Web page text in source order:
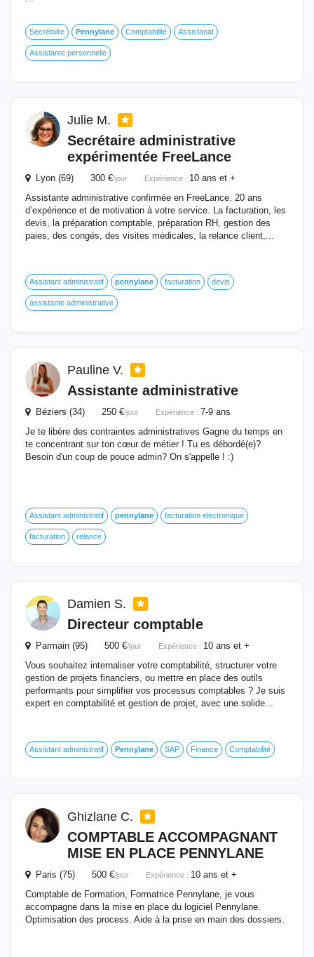
Secrétaire Pennylane Comptabilité Assistanat
Assistante personnelle
Julie M.
Secrétaire administrative
expérimentée FreeLance
Lyon (69) 300 €/jour Expérience : 10 ans et +
Assistante administrative confirmée en FreeLance. 20 ans
d’expérience et de motivation à votre service. La facturation, les
devis, la préparation comptable, préparation RH, gestion des
paies, des congés, des visites médicales, la relance client,...
Assistant administratif pennylane facturation devis
assistante administrative
Pauline V.
Assistante administrative
Béziers (34) 250 €/jour Expérience : 7-9 ans
Je te libère des contraintes administratives Gagne du temps en
te concentrant sur ton cœur de métier ! Tu es débordé(e)?
Besoin d'un coup de pouce admin? On s'appelle ! :)
Assistant administratif pennylane facturation electronique
facturation relance
Damien S.
Directeur comptable
Parmain (95) 500 €/jour Expérience : 10 ans et +
Vous souhaitez internaliser votre comptabilité, structurer votre
gestion de projets financiers, ou mettre en place des outils
performants pour simplifier vos processus comptables ? Je suis
expert en comptabilité et gestion de projet, avec une solide...
Assistant administratif Pennylane SAP Finance Comptabilité
Ghizlane C.
COMPTABLE ACCOMPAGNANT
MISE EN PLACE PENNYLANE
Paris (75) 500 €/jour Expérience : 10 ans et +
Comptable de Formation, Formatrice Pennylane, je vous
accompagne dans la mise en place du logiciel Pennylane.
Optimisation des process. Aide à la prise en main des dossiers.